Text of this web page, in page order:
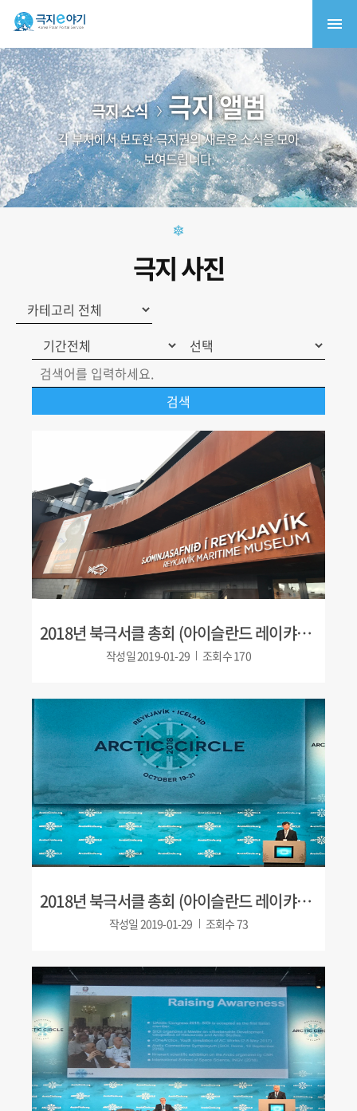
극지 소식 극지 앨범
각 부처에서 보도한 극지권의 새로운 소식을 모아
보여드립니다.
극지 사진
2018년 북극서클 총회 (아이슬란드 레이캬비크)
작성일2019-01-29 조회수170
2018년 북극서클 총회 (아이슬란드 레이캬비크)
작성일 2019-01-29 조회수73